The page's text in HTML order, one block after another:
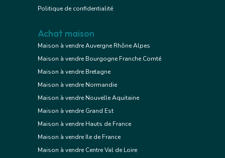
Politique de confidentialité
Achat maison
Maison à vendre Auvergne Rhône Alpes
Maison à vendre Bourgogne Franche Comté
Maison à vendre Bretagne
Maison à vendre Normandie
Maison à vendre Nouvelle Aquitaine
Maison à vendre Grand Est
Maison à vendre Hauts de France
Maison à vendre Ile de France
Maison à vendre Centre Val de Loire